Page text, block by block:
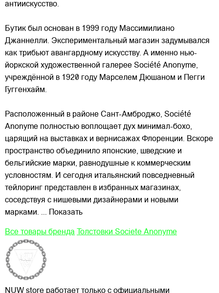
антиискусство.
Бутик был основан в 1999 году Массимилиано
Джаннелли. Экспериментальный магазин задумывался
как трибьют авангардному искусству. А именно нью-
йоркской художественной галерее Société Anonyme,
учреждённой в 1920 году Марселем Дюшаном и Пегги
Гуггенхайм.
Расположенный в районе Сант-Амброджо, Société
Anonyme полностью воплощает дух минимал-бохо,
царящий на выставках и вернисажах Флоренции. Вскоре
пространство объединило японские, шведские и
бельгийские марки, равнодушные к коммерческим
условностям. И сегодня итальянский повседневный
тейлоринг представлен в избранных магазинах,
соседствуя с нишевыми дизайнерами и новыми
марками. ... Показать
Все товары бренда Толстовки Societe Anonyme
NUW store работает только с официальными